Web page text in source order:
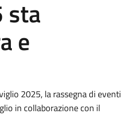
sta
e
2025, la rassegna di eventi
in collaborazione con il